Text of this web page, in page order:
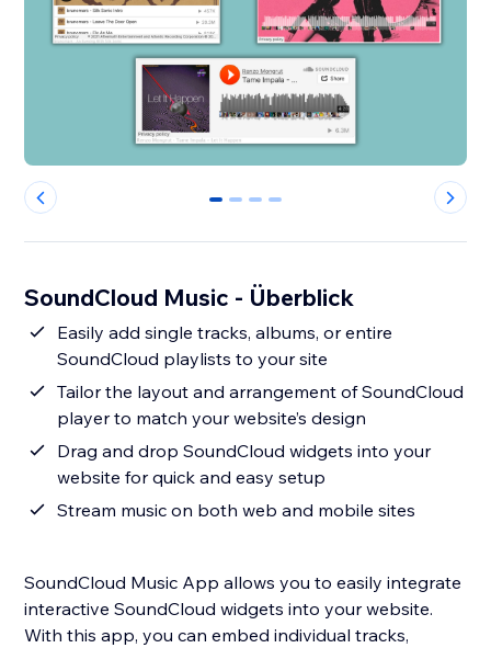
0 1 2 3
SoundCloud Music - Überblick
Easily add single tracks, albums, or entire
SoundCloud playlists to your site
Tailor the layout and arrangement of SoundCloud
player to match your website’s design
Drag and drop SoundCloud widgets into your
website for quick and easy setup
Stream music on both web and mobile sites
SoundCloud Music App allows you to easily integrate
interactive SoundCloud widgets into your website.
With this app, you can embed individual tracks,